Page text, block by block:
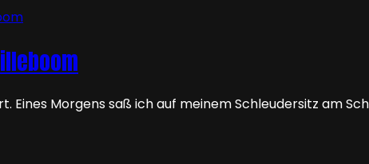
Eines Morgens saß ich auf meinem Schleudersitz am